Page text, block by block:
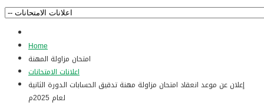
Home
امتحان مزاولة المهنة
اعلانات الامتحانات
إعلان عن موعد انعقاد امتحان مزاولة مهنة تدقيق الحسابات الدورة الثانية
لعام 2025م